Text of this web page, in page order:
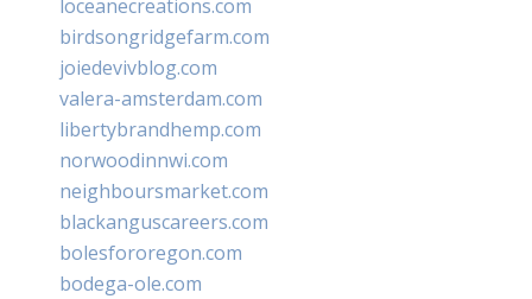
loceanecreations.com
birdsongridgefarm.com
joiedevivblog.com
valera-amsterdam.com
libertybrandhemp.com
norwoodinnwi.com
neighboursmarket.com
blackanguscareers.com
bolesfororegon.com
bodega-ole.com